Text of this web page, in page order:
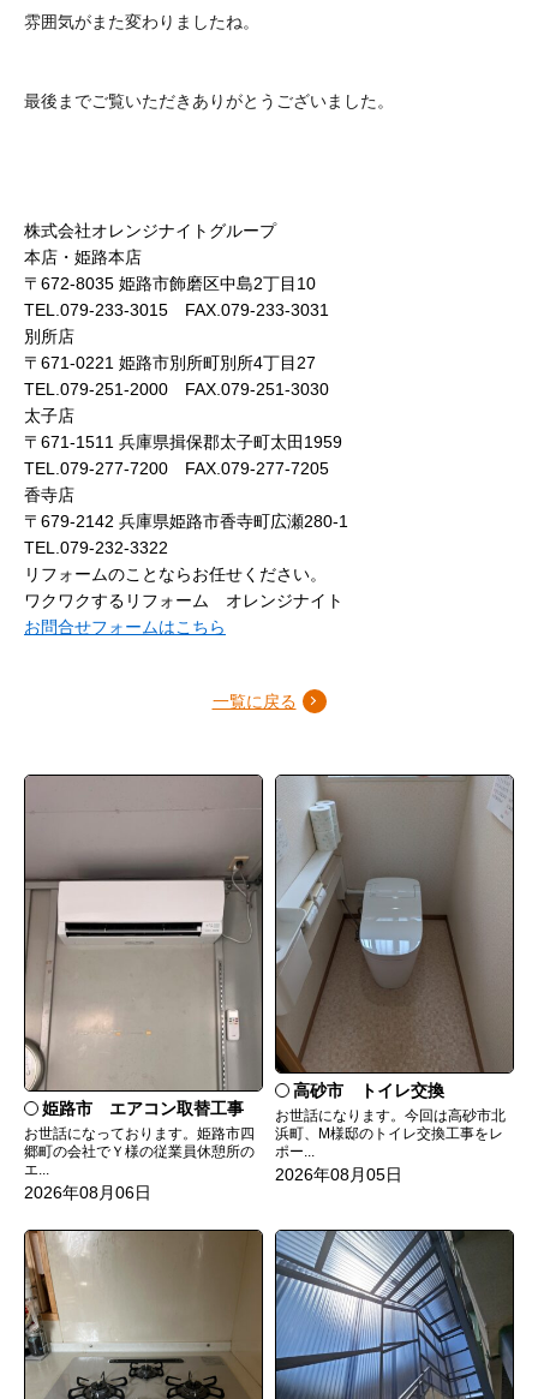
雰囲気がまた変わりましたね。
最後までご覧いただきありがとうございました。
株式会社オレンジナイトグループ
本店・姫路本店
〒672-8035 姫路市飾磨区中島2丁目10
TEL.079-233-3015 FAX.079-233-3031
別所店
〒671-0221 姫路市別所町別所4丁目27
TEL.079-251-2000 FAX.079-251-3030
太子店
〒671-1511 兵庫県揖保郡太子町太田1959
TEL.079-277-7200 FAX.079-277-7205
香寺店
〒679-2142 兵庫県姫路市香寺町広瀬280-1
TEL.079-232-3322
リフォームのことならお任せください。
ワクワクするリフォーム オレンジナイト
お問合せフォームはこちら
一覧に戻る
姫路市 エアコン取替工事
お世話になっております。姫路市四
郷町の会社でＹ様の従業員休憩所の
エ...
2026年08月06日
高砂市 トイレ交換
お世話になります。今回は高砂市北
浜町、M様邸のトイレ交換工事をレ
ポー...
2026年08月05日